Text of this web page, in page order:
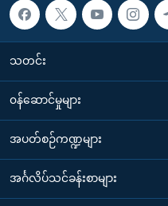
သတင်း
၀န်ဆောင်မှုများ
အပတ်စဉ်ကဏ္ဍများ
အင်္ဂလိပ်သင်ခန်းစာများ